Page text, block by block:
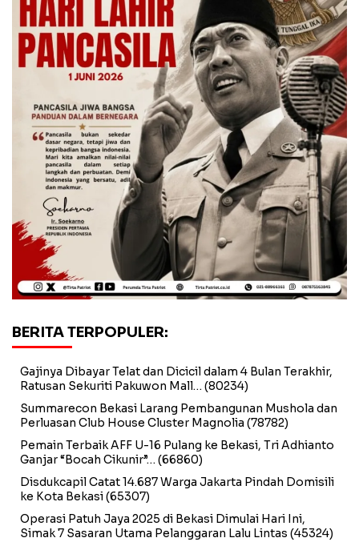
BERITA TERPOPULER:
Gajinya Dibayar Telat dan Dicicil dalam 4 Bulan Terakhir,
Ratusan Sekuriti Pakuwon Mall… (80234)
Summarecon Bekasi Larang Pembangunan Mushola dan
Perluasan Club House Cluster Magnolia (78782)
Pemain Terbaik AFF U-16 Pulang ke Bekasi, Tri Adhianto
Ganjar “Bocah Cikunir”… (66860)
Disdukcapil Catat 14.687 Warga Jakarta Pindah Domisili
ke Kota Bekasi(65307)
Operasi Patuh Jaya 2025 di Bekasi Dimulai Hari Ini,
Simak 7 Sasaran Utama Pelanggaran Lalu Lintas (45324)